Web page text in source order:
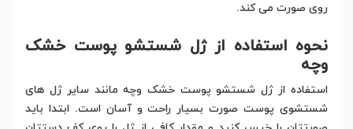
روی صورت می کند.
نحوه استفاده از ژل شستشو پوست خشک
وچه
استفاده از ژل شستشو پوست خشک وچه مانند سایر ژل های
شستشوی پوست صورت بسیار راحت و آسان است. ابتدا باید